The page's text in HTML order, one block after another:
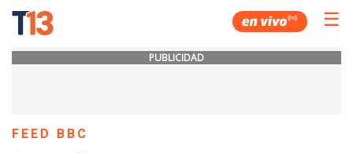
☰
PUBLICIDAD
FEED BBC